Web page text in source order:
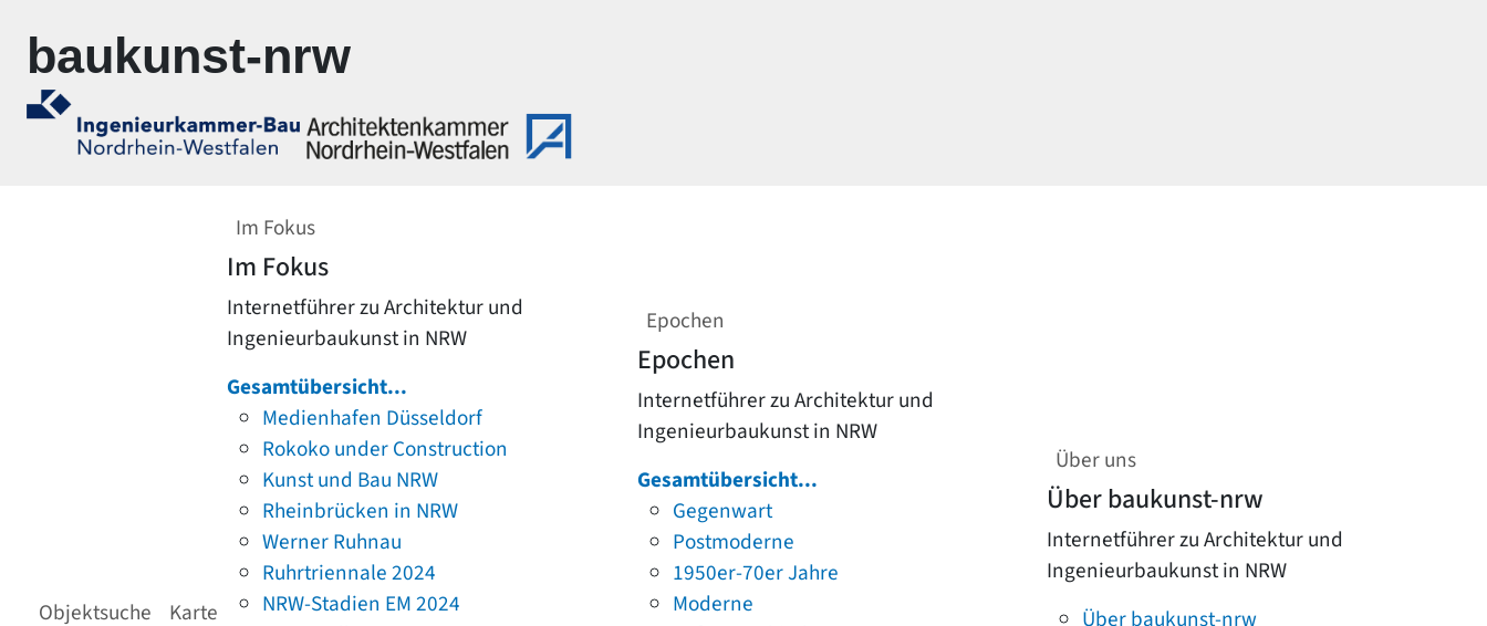
baukunst-nrw
Objektsuche Karte
Im Fokus
Im Fokus
Internetführer zu Architektur und
Ingenieurbaukunst in NRW
Gesamtübersicht...
Medienhafen Düsseldorf
Rokoko under Construction
Kunst und Bau NRW
Rheinbrücken in NRW
Werner Ruhnau
Ruhrtriennale 2024
NRW-Stadien EM 2024
Epochen
Epochen
Internetführer zu Architektur und
Ingenieurbaukunst in NRW
Gesamtübersicht...
Gegenwart
Postmoderne
1950er-70er Jahre
Moderne
Über uns
Über baukunst-nrw
Internetführer zu Architektur und
Ingenieurbaukunst in NRW
Über baukunst-nrw